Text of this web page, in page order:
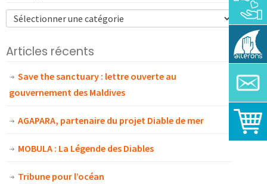
Articles récents
Save the sanctuary : lettre ouverte au
gouvernement des Maldives
AGAPARA, partenaire du projet Diable de mer
MOBULA : La Légende des Diables
Tribune pour l’océan